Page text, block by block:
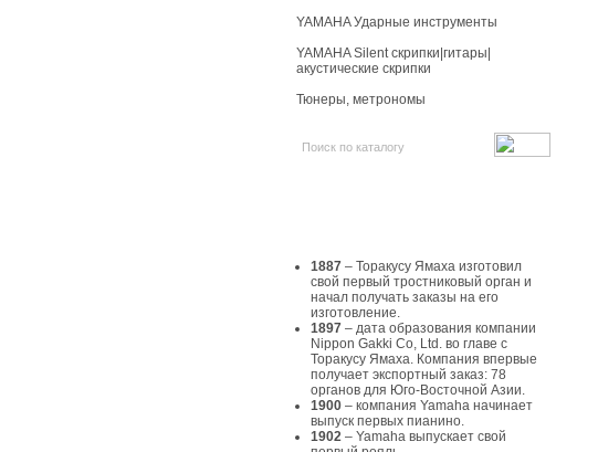
YAMAHA Ударные инструменты
YAMAHA Silent скрипки|гитары|
акустические скрипки
Тюнеры, метрономы
1887 – Торакусу Ямаха изготовил
свой первый тростниковый орган и
начал получать заказы на его
изготовление.
1897 – дата образования компании
Nippon Gakki Co, Ltd. во главе с
Торакусу Ямаха. Компания впервые
получает экспортный заказ: 78
органов для Юго-Восточной Азии.
1900 – компания Yamaha начинает
выпуск первых пианино.
1902 – Yamaha выпускает свой